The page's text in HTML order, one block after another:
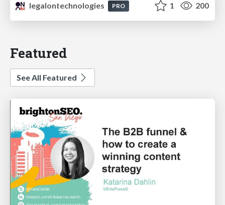
legalontechnologies
PRO 1 200
Featured
See All Featured